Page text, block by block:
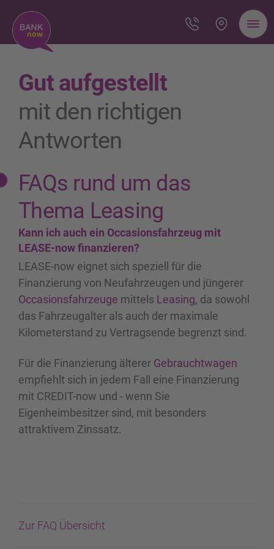
Gut aufgestellt
mit den richtigen
Antworten
FAQs rund um das
Thema Leasing
Kann ich auch ein Occasionsfahrzeug mit
LEASE-now finanzieren?
LEASE-now eignet sich speziell für die
Finanzierung von Neufahrzeugen und jüngerer
Occasionsfahrzeuge mittels Leasing, da sowohl
das Fahrzeugalter als auch der maximale
Kilometerstand zu Vertragsende begrenzt sind.
Für die Finanzierung älterer Gebrauchtwagen
empfiehlt sich in jedem Fall eine Finanzierung
mit CREDIT-now und - wenn Sie
Eigenheimbesitzer sind, mit besonders
attraktivem Zinssatz.
Zur FAQ Übersicht